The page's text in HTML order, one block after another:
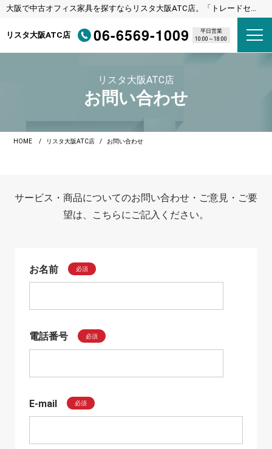
大阪で中古オフィス家具を探すならリスタ大阪ATC店。「トレードセン
リスタ大阪ATC店
06-6569-1009
平日営業
10:00～18:00
リスタ大阪ATC店
お問い合わせ
HOME リスタ大阪ATC店 お問い合わせ
サービス・商品についてのお問い合わせ・ご意見・ご要
望は、こちらにご記入ください。
お名前 必須
電話番号 必須
E-mail 必須